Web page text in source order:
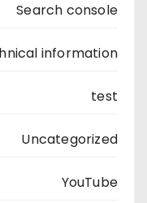
Search console
information
test
Uncategorized
YouTube